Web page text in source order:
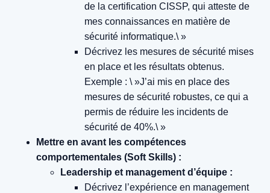
de la certification CISSP, qui atteste de
mes connaissances en matière de
sécurité informatique.\ »
Décrivez les mesures de sécurité mises
en place et les résultats obtenus.
Exemple : \ »J’ai mis en place des
mesures de sécurité robustes, ce qui a
permis de réduire les incidents de
sécurité de 40%.\ »
Mettre en avant les compétences
comportementales (Soft Skills) :
Leadership et management d’équipe :
Décrivez l’expérience en management